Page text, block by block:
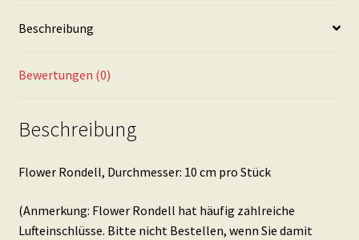
Menge
Beschreibung
Bewertungen (0)
Beschreibung
Flower Rondell, Durchmesser: 10 cm pro Stück
(Anmerkung: Flower Rondell hat häufig zahlreiche
Lufteinschlüsse. Bitte nicht Bestellen, wenn Sie damit